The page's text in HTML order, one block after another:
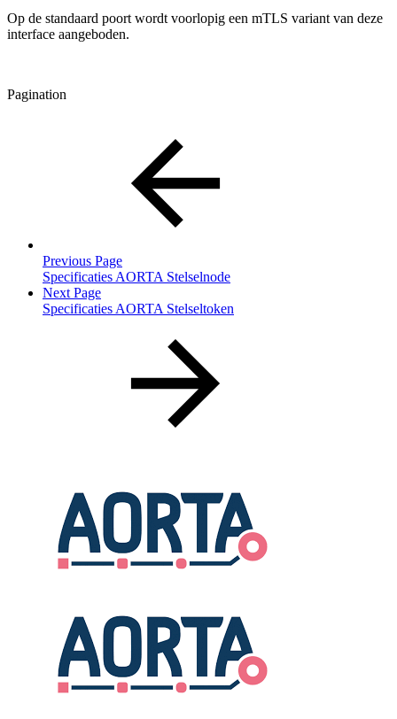
Op de standaard poort wordt voorlopig een mTLS variant van deze
interface aangeboden.
Pagination
Previous Page
Specificaties AORTA Stelselnode
Next Page
Specificaties AORTA Stelseltoken